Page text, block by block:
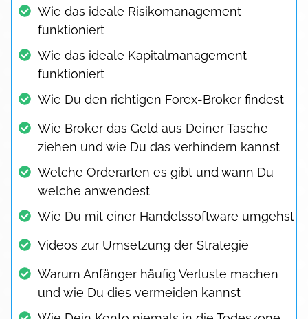
Wie das ideale Risikomanagement
funktioniert
Wie das ideale Kapitalmanagement
funktioniert
Wie Du den richtigen Forex-Broker findest
Wie Broker das Geld aus Deiner Tasche
ziehen und wie Du das verhindern kannst
Welche Orderarten es gibt und wann Du
welche anwendest
Wie Du mit einer Handelssoftware umgehst
Videos zur Umsetzung der Strategie
Warum Anfänger häufig Verluste machen
und wie Du dies vermeiden kannst